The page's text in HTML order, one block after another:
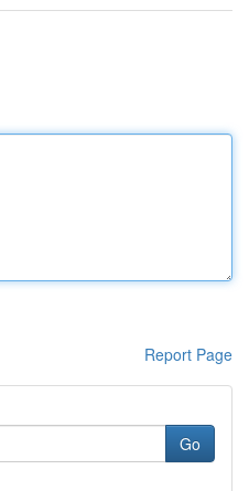
Report Page
Go